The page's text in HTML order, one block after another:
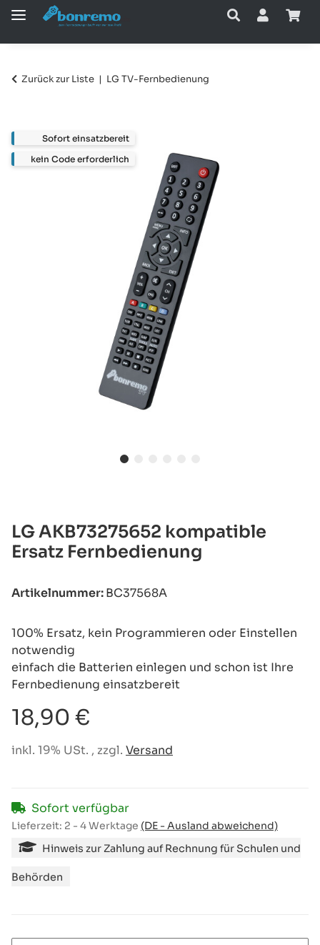
Zurück zur Liste LG TV-Fernbedienung
LG AKB73275652 kompatible
Ersatz Fernbedienung
Artikelnummer:BC37568A
100% Ersatz, kein Programmieren oder Einstellen
notwendig
einfach die Batterien einlegen und schon ist Ihre
Fernbedienung einsatzbereit
18,90 €
inkl. 19% USt. , zzgl. Versand
Sofort verfügbar
Lieferzeit: 2 - 4 Werktage (DE - Ausland abweichend)
Hinweis zur Zahlung auf Rechnung für Schulen und
Behörden